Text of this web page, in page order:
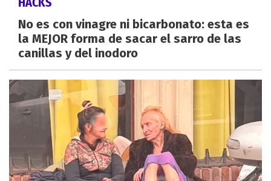
No es con vinagre ni bicarbonato: esta es
la MEJOR forma de sacar el sarro de las
canillas y del inodoro